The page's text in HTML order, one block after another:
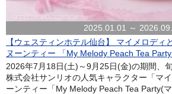
2025.01.01 ～
【ウェスティンホテル仙台】 マイメロディ
ヌーンティー 「My Melody Peach Tea Party
2026年7月18日(土)～9月25日(金)の期間、
株式会社サンリオの人気キャラクター「マ
ーンティー「My Melody Peach Tea Party(